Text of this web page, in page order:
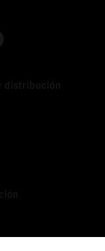
distribución